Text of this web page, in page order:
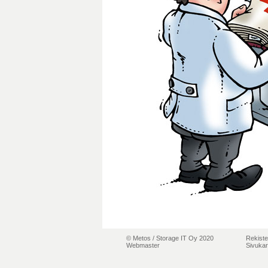
© Metos / Storage IT Oy 2020
Webmaster